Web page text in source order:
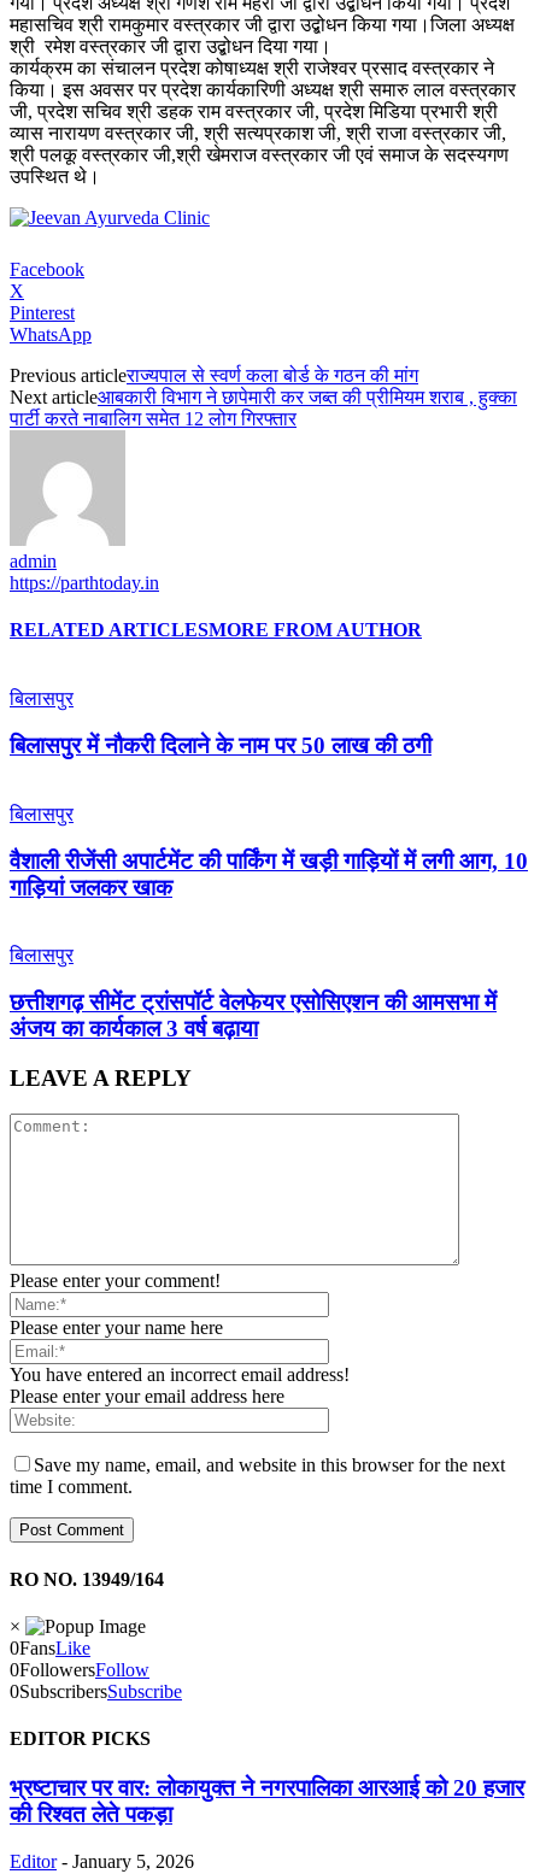
महासचिव श्री रामकुमार वस्त्रकार जी द्वारा उद्बोधन किया गया।जिला अध्यक्ष
श्री रमेश वस्त्रकार जी द्वारा उद्बोधन दिया गया।
कार्यक्रम का संचालन प्रदेश कोषाध्यक्ष श्री राजेश्वर प्रसाद वस्त्रकार ने
किया। इस अवसर पर प्रदेश कार्यकारिणी अध्यक्ष श्री समारु लाल वस्त्रकार
जी, प्रदेश सचिव श्री डहक राम वस्त्रकार जी, प्रदेश मिडिया प्रभारी श्री
व्यास नारायण वस्त्रकार जी, श्री सत्यप्रकाश जी, श्री राजा वस्त्रकार जी,
श्री पलकू वस्त्रकार जी,श्री खेमराज वस्त्रकार जी एवं समाज के सदस्यगण
उपस्थित थे।
Facebook
X
Pinterest
WhatsApp
Previous articleराज्यपाल से स्वर्ण कला बोर्ड के गठन की मांग
Next articleआबकारी विभाग ने छापेमारी कर जब्त की प्रीमियम शराब , हुक्का
पार्टी करते नाबालिग समेत 12 लोग गिरफ्तार
admin
https://parthtoday.in
RELATED ARTICLESMORE FROM AUTHOR
बिलासपुर
बिलासपुर में नौकरी दिलाने के नाम पर 50 लाख की ठगी
बिलासपुर
वैशाली रीजेंसी अपार्टमेंट की पार्किंग में खड़ी गाड़ियों में लगी आग, 10
गाड़ियां जलकर खाक
बिलासपुर
छत्तीशगढ़ सीमेंट ट्रांसपॉर्ट वेलफेयर एसोसिएशन की आमसभा में
अंजय का कार्यकाल 3 वर्ष बढ़ाया
LEAVE A REPLY
Please enter your comment!
Please enter your name here
You have entered an incorrect email address!
Please enter your email address here
Save my name, email, and website in this browser for the next
time I comment.
RO NO. 13949/164
×
0FansLike
0FollowersFollow
0SubscribersSubscribe
EDITOR PICKS
भ्रष्टाचार पर वार: लोकायुक्त ने नगरपालिका आरआई को 20 हजार
की रिश्वत लेते पकड़ा
Editor - January 5, 2026